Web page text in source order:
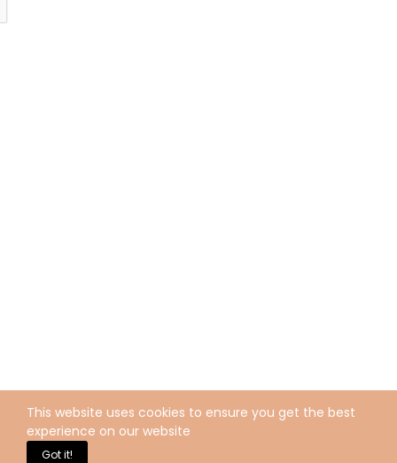
This website uses cookies to ensure you get the best
experience on our website
Got it!